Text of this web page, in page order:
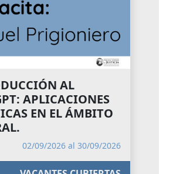
AL
APLICACIONES
EN EL ÁMBITO
02/09/2026 al 30/09/2026